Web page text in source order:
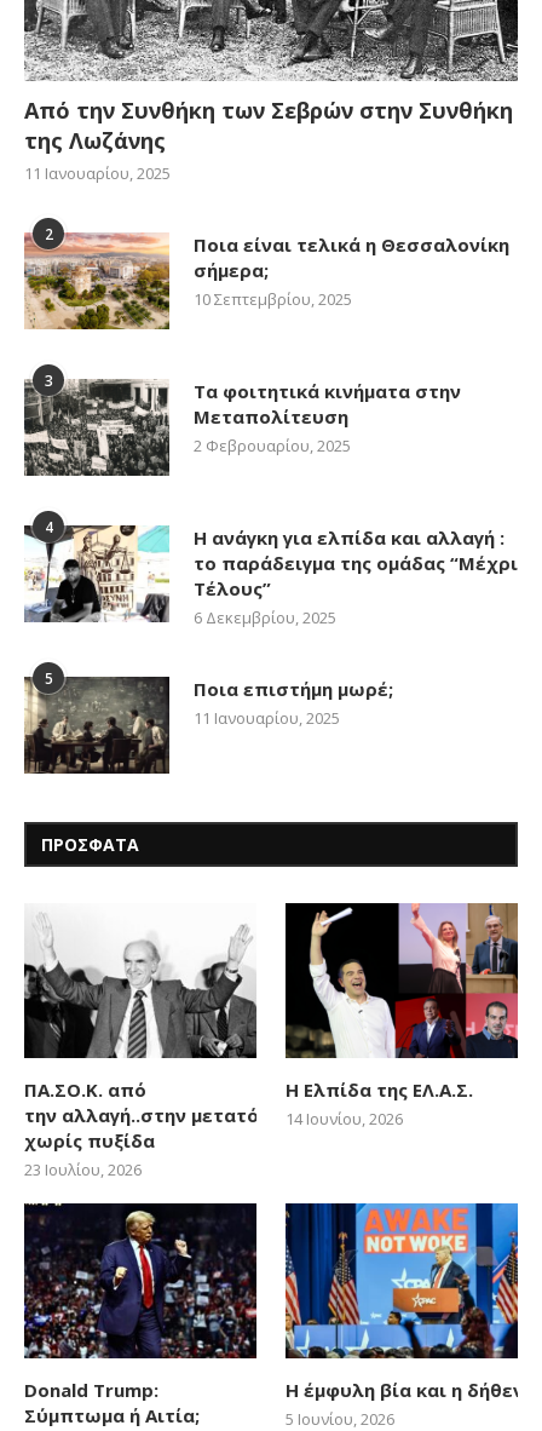
Από την Συνθήκη των Σεβρών στην Συνθήκη
της Λωζάνης
11 Ιανουαρίου, 2025
2
Ποια είναι τελικά η Θεσσαλονίκη
σήμερα;
10 Σεπτεμβρίου, 2025
3
Τα φοιτητικά κινήματα στην
Μεταπολίτευση
2 Φεβρουαρίου, 2025
4
Η ανάγκη για ελπίδα και αλλαγή :
το παράδειγμα της ομάδας “Μέχρι
Τέλους”
6 Δεκεμβρίου, 2025
5 Ποια επιστήμη μωρέ;
11 Ιανουαρίου, 2025
ΠΡΟΣΦΑΤΑ
ΠΑ.ΣΟ.Κ. από
την αλλαγή..στην μετατόπιση
χωρίς πυξίδα
23 Ιουλίου, 2026
Η Ελπίδα της ΕΛ.Α.Σ.
14 Ιουνίου, 2026
Donald Trump:
Σύμπτωμα ή Αιτία;
Η έμφυλη βία και η δήθεν
5 Ιουνίου, 2026